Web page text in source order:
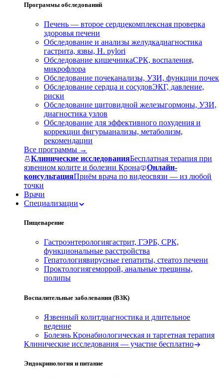
Программы обследований
Печень — второе сердцекомплексная проверка
здоровья печени
Обследование и анализы желудкадиагностика
гастрита, язвы, H. pylori
Обследование кишечникаСРК, воспаления,
микрофлора
Обследование почеканализы, УЗИ, функции почек
Обследование сердца и сосудовЭКГ, давление,
риски
Обследование щитовидной железыгормоны, УЗИ,
диагностика узлов
Обследование для эффективного похудения и
коррекции фигурыанализы, метаболизм,
рекомендации
Все программы →
Клинические исследованияБесплатная терапия при
язвенном колите и болезни Крона
Онлайн-
консультацияПриём врача по видеосвязи — из любой
точки
Врачи
Специализации
Пищеварение
Гастроэнтерологиягастрит, ГЭРБ, СРК,
функциональные расстройства
Гепатологиявирусные гепатиты, стеатоз печени
Проктологиягеморрой, анальные трещины,
полипы
Воспалительные заболевания (ВЗК)
Язвенный колитдиагностика и длительное
ведение
Болезнь Кронабиологическая и таргетная терапия
Клинические исследования — участие бесплатно
Эндокринология и питание